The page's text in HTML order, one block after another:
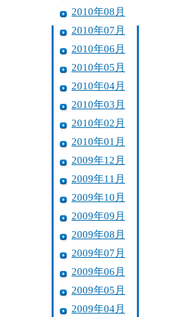
2010年08月
2010年07月
2010年06月
2010年05月
2010年04月
2010年03月
2010年02月
2010年01月
2009年12月
2009年11月
2009年10月
2009年09月
2009年08月
2009年07月
2009年06月
2009年05月
2009年04月